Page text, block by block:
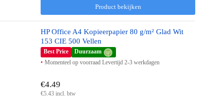
Product bekijken
HP Office A4 Kopieerpapier 80 g/m² Glad Wit
153 CIE 500 Vellen
Best Price
Duurzaam
Momenteel op voorraad Levertijd 2-3 werkdagen
€4.49
€5.43 incl. btw